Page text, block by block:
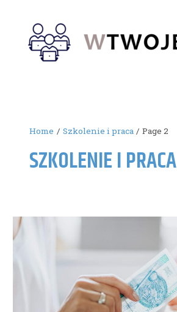
content
Home Szkolenie i praca Page 2
SZKOLENIE I PRACA